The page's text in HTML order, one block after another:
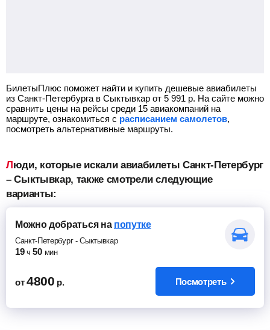
БилетыПлюс поможет найти и купить дешевые авиабилеты
из Санкт-Петербурга в Сыктывкар от 5 991 р. На сайте можно
сравнить цены на рейсы среди 15 авиакомпаний на
маршруте, ознакомиться с расписанием самолетов,
посмотреть альтернативные маршруты.
Люди, которые искали авиабилеты Санкт-Петербург
– Сыктывкар, также смотрели следующие
варианты:
Можно добратьсяна попутке
Санкт-Петербург-Сыктывкар
19 ч 50 мин
от 4800 р. Посмотреть